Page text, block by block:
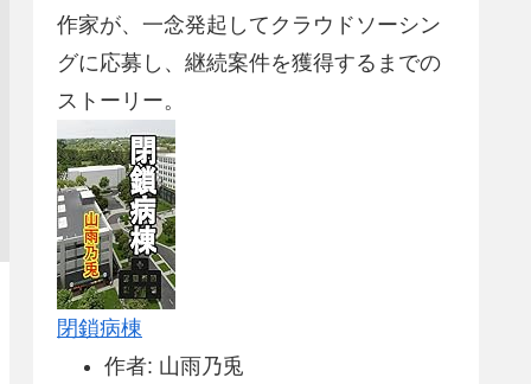
作家が、一念発起してクラウドソーシン
グに応募し、継続案件を獲得するまでの
ストーリー。
閉鎖病棟
作者: 山雨乃兎